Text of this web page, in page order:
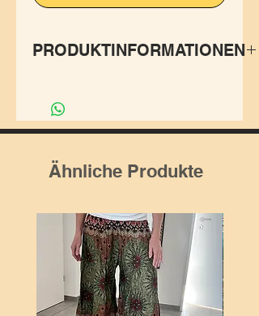
PRODUKTINFORMATIONEN
perfekt der Körperform
anpasst. Der Schnitt ist sehr
Spaß zu tragen.
um Taille sorgt für die perfekte
Passform.
✨Hergestellt aus leichtem
ultra angenehmen Rayonstoff
in Thailand.
Ähnliche Produkte